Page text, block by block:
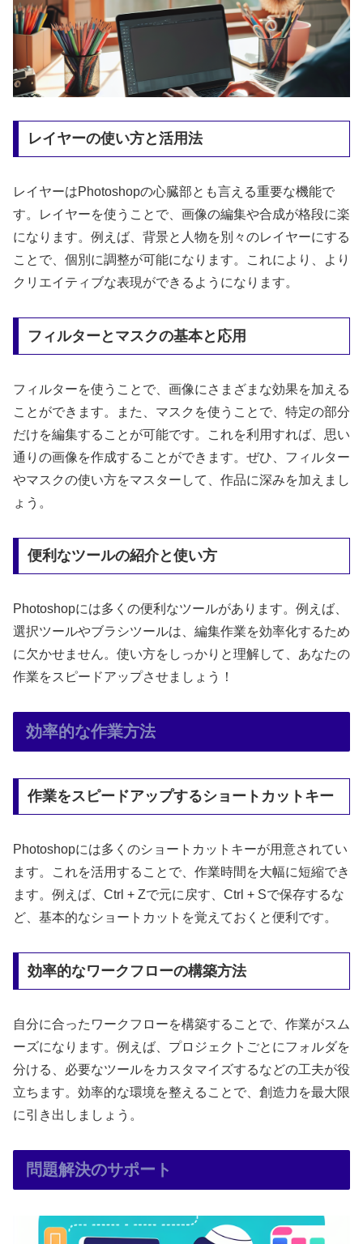
レイヤーの使い方と活用法
レイヤーはPhotoshopの心臓部とも言える重要な機能で
す。レイヤーを使うことで、画像の編集や合成が格段に楽
になります。例えば、背景と人物を別々のレイヤーにする
ことで、個別に調整が可能になります。これにより、より
クリエイティブな表現ができるようになります。
フィルターとマスクの基本と応用
フィルターを使うことで、画像にさまざまな効果を加える
ことができます。また、マスクを使うことで、特定の部分
だけを編集することが可能です。これを利用すれば、思い
通りの画像を作成することができます。ぜひ、フィルター
やマスクの使い方をマスターして、作品に深みを加えまし
ょう。
便利なツールの紹介と使い方
Photoshopには多くの便利なツールがあります。例えば、
選択ツールやブラシツールは、編集作業を効率化するため
に欠かせません。使い方をしっかりと理解して、あなたの
作業をスピードアップさせましょう！
効率的な作業方法
作業をスピードアップするショートカットキー
Photoshopには多くのショートカットキーが用意されてい
ます。これを活用することで、作業時間を大幅に短縮でき
ます。例えば、Ctrl + Zで元に戻す、Ctrl + Sで保存するな
ど、基本的なショートカットを覚えておくと便利です。
効率的なワークフローの構築方法
自分に合ったワークフローを構築することで、作業がスム
ーズになります。例えば、プロジェクトごとにフォルダを
分ける、必要なツールをカスタマイズするなどの工夫が役
立ちます。効率的な環境を整えることで、創造力を最大限
に引き出しましょう。
問題解決のサポート